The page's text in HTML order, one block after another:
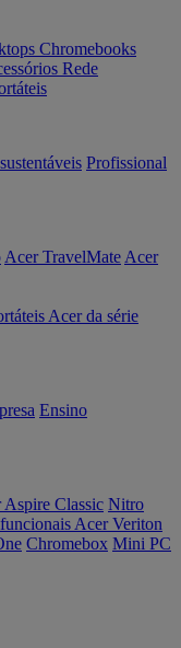
Chromebooks
Rede
Profissional
Acer TravelMate Acer
Acer da série
Ensino
Aspire Classic Nitro
Acer Veriton
Chromebox Mini PC